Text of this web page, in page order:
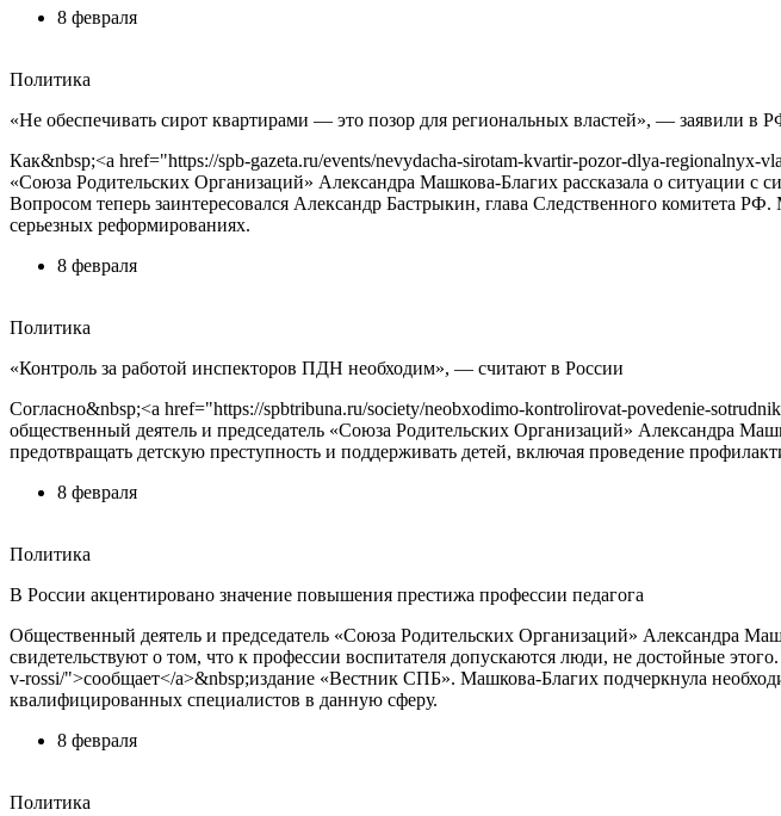
8 февраля
Политика
«Не обеспечивать сирот квартирами — это позор для региональных властей», — заявили в
Как&nbsp;<a href="https://spb-gazeta.ru/events/nevydacha-sirotam-kvartir-pozor-dlya-
«Союза Родительских Организаций» Александра Машкова-Благих рассказала о ситуации с
Вопросом теперь заинтересовался Александр Бастрыкин, глава Следственного комитета
серьезных реформированиях.
8 февраля
Политика
«Контроль за работой инспекторов ПДН необходим», — считают в России
Согласно&nbsp;<a href="https://spbtribuna.ru/society/neobxodimo-kontrolirovat-povedenie-
общественный деятель и председатель «Союза Родительских Организаций» Александра
предотвращать детскую преступность и поддерживать детей, включая проведение
8 февраля
Политика
В России акцентировано значение повышения престижа профессии педагога
Общественный деятель и председатель «Союза Родительских Организаций» Александра
свидетельствуют о том, что к профессии воспитателя допускаются люди, не достойные
v-rossi/">сообщает</a>&nbsp;издание «Вестник СПБ». Машкова-Благих подчеркнула
квалифицированных специалистов в данную сферу.
8 февраля
Политика